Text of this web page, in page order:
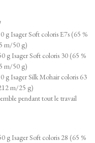
Isager Soft coloris E7s (65 %
m/50 g)
g Isager Soft coloris 30 (65 %
m/50 g)
Isager Silk Mohair coloris 63
m/25 g)
pendant tout le travail
g Isager Soft coloris 28 (65 %